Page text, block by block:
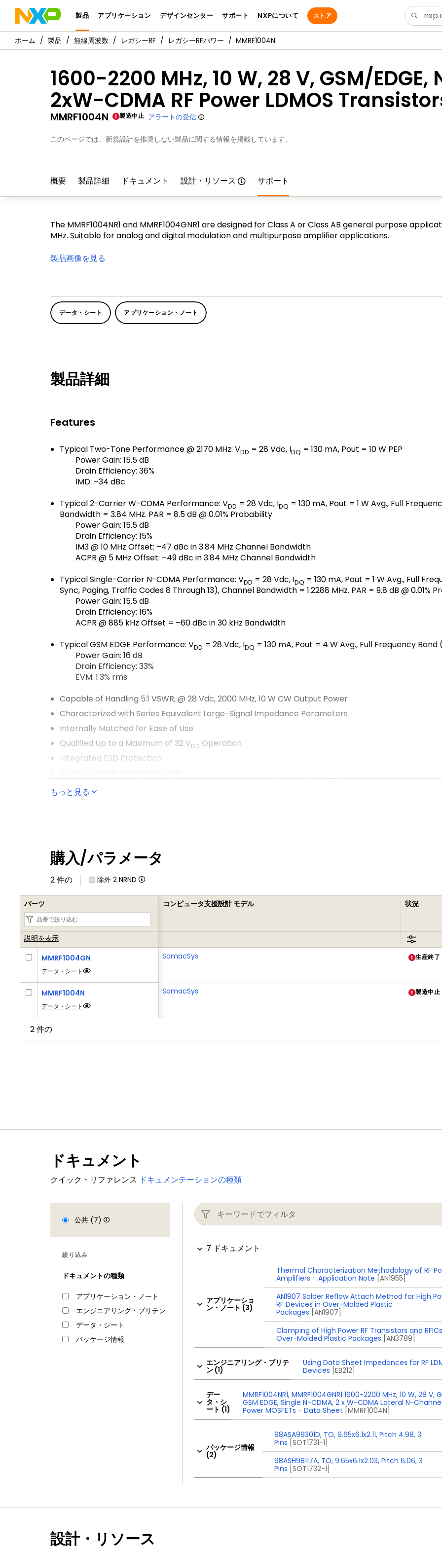
製品 アプリケーション デザインセンター サポート NXPについて ストア
製品 無線周波数 レガシーRF レガシーRFパワー MMRF1004N
1600-2200 MHz, 10 W, 28 V, GSM/EDGE,
2xW-CDMA RF Power LDMOS
MMRF1004N 製造中止 アラートの受信
このページでは、新規設計を推奨しない製品に関する情報を掲載しています。
概要 製品詳細 ドキュメント 設計・リソース サポート
The MMRF1004NR1 and MMRF1004GNR1 are designed for Class A or Class AB general purpose
MHz. Suitable for analog and digital modulation and multipurpose amplifier applications.
製品画像を見る
データ・シート アプリケーション・ノート
製品詳細
Features
Typical Two-Tone Performance @ 2170 MHz: VDD = 28 Vdc, IDQ = 130 mA, Pout = 10 W PEP
Power Gain: 15.5 dB
Drain Efficiency: 36%
IMD: –34 dBc
Typical 2-Carrier W-CDMA Performance: VDD = 28 Vdc, IDQ = 130 mA, Pout = 1 W Avg., Full
Bandwidth = 3.84 MHz. PAR = 8.5 dB @ 0.01% Probability
Power Gain: 15.5 dB
Drain Efficiency: 15%
IM3 @ 10 MHz Offset: –47 dBc in 3.84 MHz Channel Bandwidth
ACPR @ 5 MHz Offset: –49 dBc in 3.84 MHz Channel Bandwidth
Typical Single-Carrier N-CDMA Performance: VDD = 28 Vdc, IDQ = 130 mA, Pout = 1 W Avg., Full
Sync, Paging, Traffic Codes 8 Through 13), Channel Bandwidth = 1.2288 MHz. PAR = 9.8 dB @ 0.01%
Power Gain: 15.5 dB
Drain Efficiency: 16%
ACPR @ 885 kHz Offset = –60 dBc in 30 kHz Bandwidth
Typical GSM EDGE Performance: VDD = 28 Vdc, IDQ = 130 mA, Pout = 4 W Avg., Full Frequency Band
Power Gain: 16 dB
Drain Efficiency: 33%
EVM: 1.3% rms
Capable of Handling 5:1 VSWR, @ 28 Vdc, 2000 MHz, 10 W CW Output Power
Characterized with Series Equivalent Large-Signal Impedance Parameters
Internally Matched for Ease of Use
Qualified Up to a Maximum of 32 VDD Operation
Integrated ESD Protection
RoHS Compliant.
もっと見る
購入/パラメータ
2 件の 除外 2 NRND
パーツ
説明を表示
コンピュータ支援設計 モデル 状況
MMRF1004GN
データ・シート
SamacSys 生産終
MMRF1004N
データ・シート
SamacSys 製造中止
2 件の
ドキュメント
クイック・リファレンス ドキュメンテーションの種類
公共 (7)
絞り込み
ドキュメントの種類
アプリケーション・ノート
エンジニアリング・ブリテン
データ・シート
パッケージ情報
7 ドキュメント
アプリケーショ
ン・ノート (3)
Thermal Characterization Methodology of RF
Amplifiers - Application Note [AN1955]
AN1907 Solder Reflow Attach Method for High
RF Devices in Over-Molded Plastic
Packages [AN1907]
Clamping of High Power RF Transistors and
Over-Molded Plastic Packages [AN3789]
エンジニアリング・ブリテ
ン (1)
Using Data Sheet Impedances for RF
Devices [EB212]
デー
タ・シ
ート (1)
MMRF1004NR1, MMRF1004GNR1 1600-2200 MHz, 10 W, 28 V,
GSM EDGE, Single N-CDMA, 2 x W-CDMA Lateral N-
Power MOSFETs - Data Sheet [MMRF1004N]
パッケージ情報
(2)
98ASA99301D, TO, 9.65x6.1x2.11, Pitch 4.98, 3
Pins [SOT1731-1]
98ASH98117A, TO, 9.65x6.1x2.03, Pitch 6.06, 3
Pins [SOT1732-1]
設計・リソース